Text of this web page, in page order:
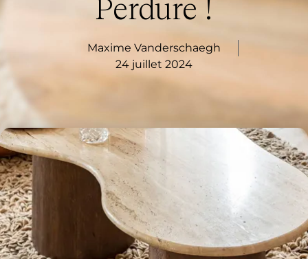
Perdure !
Maxime Vanderschaegh
24 juillet 2024